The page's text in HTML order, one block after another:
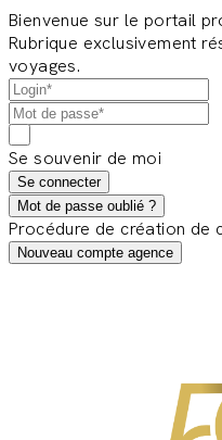
Bienvenue sur le portail
Rubrique exclusivement
voyages.
Se souvenir de moi
Se connecter
Mot de passe oublié ?
Procédure de création de
Nouveau compte agence